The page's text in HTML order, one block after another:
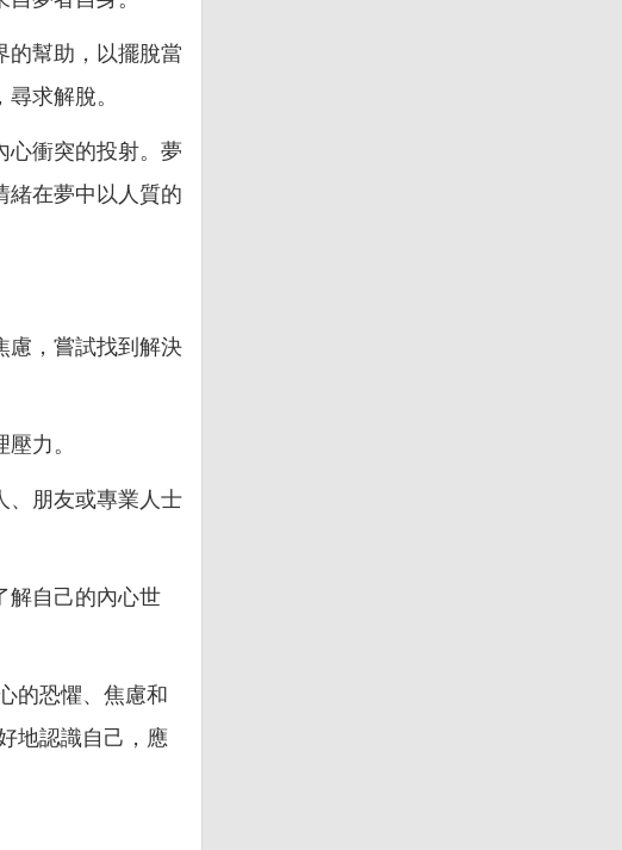
的幫助，以擺脫當
求解脫。
心衝突的投射。夢
緒在夢中以人質的
慮，嘗試找到解決
力。
、朋友或專業人士
解自己的內心世
的恐懼、焦慮和
地認識自己，應